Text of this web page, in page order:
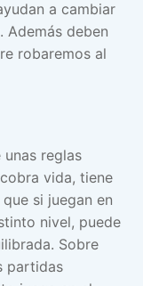
a cambiar
Además deben
robaremos al
reglas
vida, tiene
si juegan en
nivel, puede
Sobre
partidas